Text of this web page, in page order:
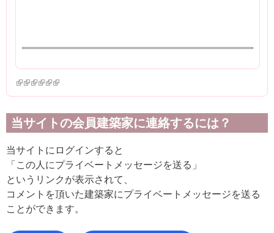
(link is external)
(link is external)
(link is external)
(link is external)
(link is external)
(link is external)
当サイトの会員建築家に連絡するには？
当サイトにログインすると
「この人にプライベートメッセージを送る」
というリンクが表示されて、
コメントを頂いた建築家にプライベートメッセージを送る
ことができます。